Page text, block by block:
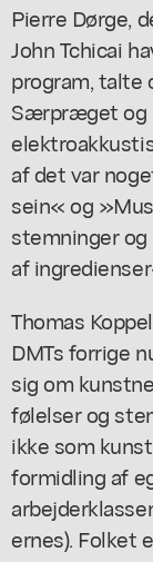
Pierre Dørge,
John Tchicai
program, talte
Særpræget og
af det var
sein« og
stemninger
af
Thomas
DMTs forrige
sig om
følelser og
ikke som
formidling af
ernes). Folket